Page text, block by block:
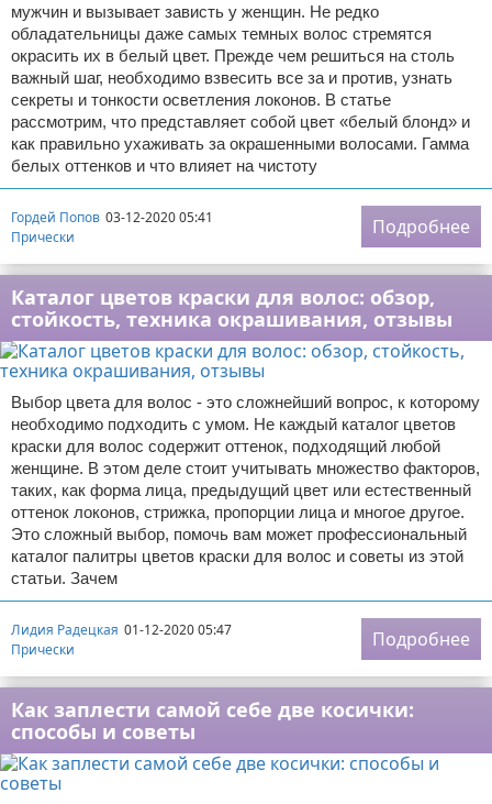
мужчин и вызывает зависть у женщин. Не редко
обладательницы даже самых темных волос стремятся
окрасить их в белый цвет. Прежде чем решиться на столь
важный шаг, необходимо взвесить все за и против, узнать
секреты и тонкости осветления локонов. В статье
рассмотрим, что представляет собой цвет «белый блонд» и
как правильно ухаживать за окрашенными волосами. Гамма
белых оттенков и что влияет на чистоту
Гордей Попов 03-12-2020 05:41
Прически
Подробнее
Каталог цветов краски для волос: обзор,
стойкость, техника окрашивания, отзывы
Выбор цвета для волос - это сложнейший вопрос, к которому
необходимо подходить с умом. Не каждый каталог цветов
краски для волос содержит оттенок, подходящий любой
женщине. В этом деле стоит учитывать множество факторов,
таких, как форма лица, предыдущий цвет или естественный
оттенок локонов, стрижка, пропорции лица и многое другое.
Это сложный выбор, помочь вам может профессиональный
каталог палитры цветов краски для волос и советы из этой
статьи. Зачем
Лидия Радецкая 01-12-2020 05:47
Прически
Подробнее
Как заплести самой себе две косички:
способы и советы